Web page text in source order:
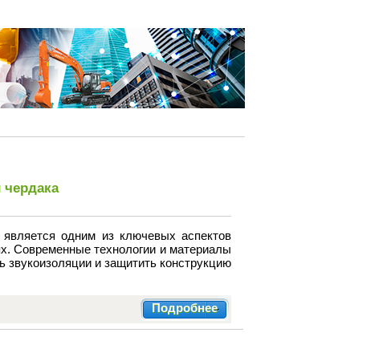
одним из ключевых аспектов
Современные технологии и материалы
звукоизоляции и защитить конструкцию
Подробнее